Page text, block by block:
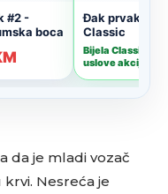
da je mladi vozač
Nesreća je